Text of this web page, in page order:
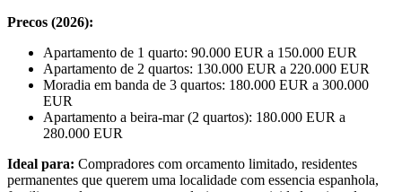
Precos (2026):
Apartamento de 1 quarto: 90.000 EUR a 150.000 EUR
Apartamento de 2 quartos: 130.000 EUR a 220.000 EUR
Moradia em banda de 3 quartos: 180.000 EUR a 300.000
EUR
Apartamento a beira-mar (2 quartos): 180.000 EUR a
280.000 EUR
Ideal para: Compradores com orcamento limitado, residentes
permanentes que querem uma localidade com essencia espanhola,